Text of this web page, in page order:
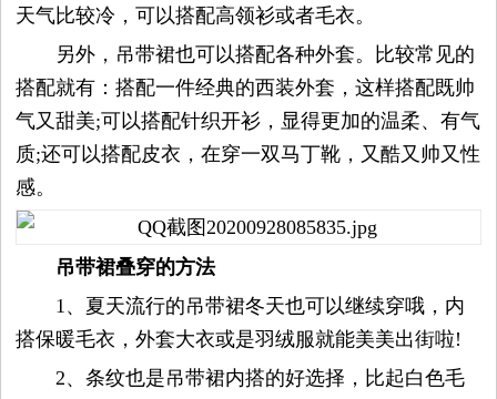
讯
尚
奢
容
天气比较冷，可以搭配高领衫或者毛衣。
另外，吊带裙也可以搭配各种外套。比较常见的
搭配就有：搭配一件经典的西装外套，这样搭配既帅
气又甜美;可以搭配针织开衫，显得更加的温柔、有气
质;还可以搭配皮衣，在穿一双马丁靴，又酷又帅又性
感。
吊带裙叠穿的方法
1、夏天流行的吊带裙冬天也可以继续穿哦，内
搭保暖毛衣，外套大衣或是羽绒服就能美美出街啦!
2、条纹也是吊带裙内搭的好选择，比起白色毛